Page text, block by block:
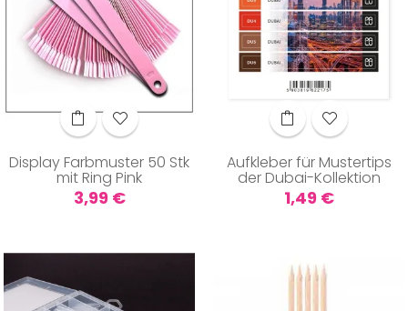
Display Farbmuster 50 Stk
mit Ring Pink
Preis
3,99 €
Aufkleber für Mustertips
der Dubai-Kollektion
Preis
1,49 €